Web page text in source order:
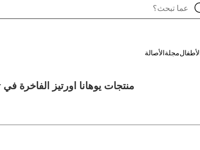
الأطفالمجلة الأصالة
منتجات يوهانا اورتيز الفاخرة في Qatar